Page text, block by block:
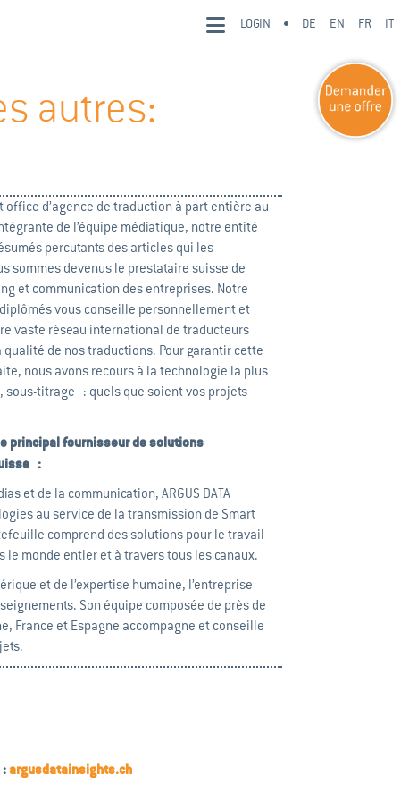
LOGIN DE EN FR IT
autres:
d’agence de traduction à part entière au
de l’équipe médiatique, notre entité
percutants des articles qui les
sommes devenus le prestataire suisse de
et communication des entreprises. Notre
vous conseille personnellement et
vaste réseau international de traducteurs
de nos traductions. Pour garantir cette
nous avons recours à la technologie la plus
sous-titrage : quels que soient vos projets
le principal fournisseur de solutions
:
et de la communication, ARGUS DATA
au service de la transmission de Smart
comprend des solutions pour le travail
monde entier et à travers tous les canaux.
et de l’expertise humaine, l’entreprise
Son équipe composée de près de
France et Espagne accompagne et conseille
:argusdatainsights.ch